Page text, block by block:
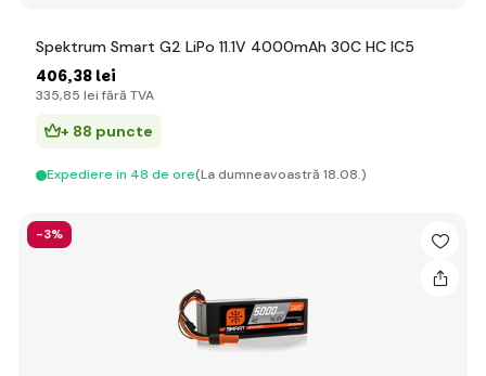
Spektrum Smart G2 LiPo 11.1V 4000mAh 30C HC IC5
406,38 lei
335,85 lei fără TVA
+ 88 puncte
Expediere in 48 de ore(La dumneavoastră 18.08.)
-3%